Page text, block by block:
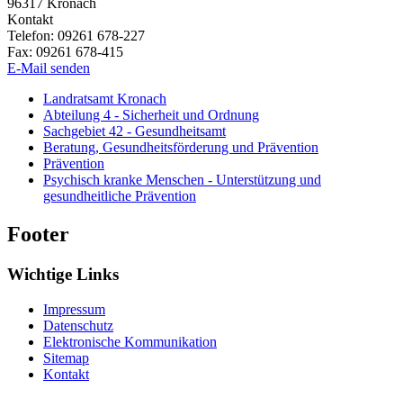
96317 Kronach
Kontakt
Telefon: 09261 678-227
Fax: 09261 678-415
E-Mail senden
Landratsamt Kronach
Abteilung 4 - Sicherheit und Ordnung
Sachgebiet 42 - Gesundheitsamt
Beratung, Gesundheitsförderung und Prävention
Prävention
Psychisch kranke Menschen - Unterstützung und
gesundheitliche Prävention
Footer
Wichtige Links
Impressum
Datenschutz
Elektronische Kommunikation
Sitemap
Kontakt